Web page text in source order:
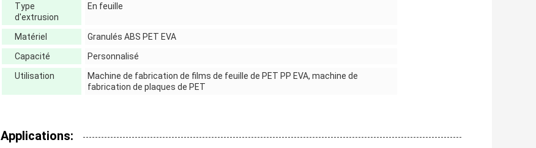
Type
d'extrusion
En feuille
Matériel
Granulés ABS PET EVA
Capacité
Personnalisé
Utilisation
Machine de fabrication de films de feuille de PET PP EVA, machine de
fabrication de plaques de PET
Applications: